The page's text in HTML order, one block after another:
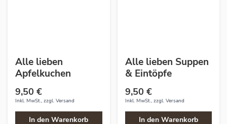
Alle lieben
Apfelkuchen
9,50 €
Inkl. MwSt., zzgl. Versand
In den Warenkorb
Alle lieben Suppen
& Eintöpfe
9,50 €
Inkl. MwSt., zzgl. Versand
In den Warenkorb